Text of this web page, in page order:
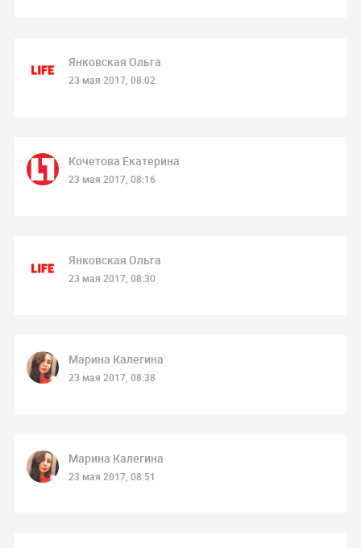
Янковская Ольга
23 мая 2017, 08:02
Кочетова Екатерина
23 мая 2017, 08:16
Янковская Ольга
23 мая 2017, 08:30
Марина Калегина
23 мая 2017, 08:38
Марина Калегина
23 мая 2017, 08:51